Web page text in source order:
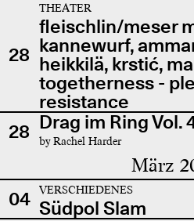
28
THEATER
fleischlin/meser
kannewurf,
heikkilä, krstić,
togetherness -
resistance
28 Drag im Ring Vol.
by Rachel Harder
März
04 VERSCHIEDENES
Südpol Slam